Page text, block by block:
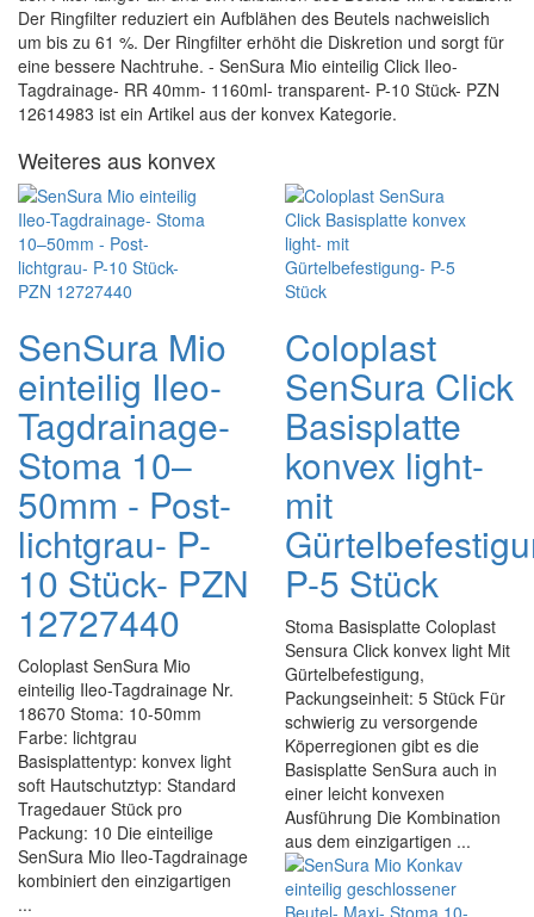
Der Ringfilter reduziert ein Aufblähen des Beutels nachweislich
um bis zu 61 %. Der Ringfilter erhöht die Diskretion und sorgt für
eine bessere Nachtruhe. - SenSura Mio einteilig Click Ileo-
Tagdrainage- RR 40mm- 1160ml- transparent- P-10 Stück- PZN
12614983 ist ein Artikel aus der konvex Kategorie.
Weiteres aus konvex
SenSura Mio
einteilig Ileo-
Tagdrainage-
Stoma 10–
50mm - Post-
lichtgrau- P-
10 Stück- PZN
12727440
Coloplast SenSura Mio
einteilig Ileo-Tagdrainage Nr.
18670 Stoma: 10-50mm
Farbe: lichtgrau
Basisplattentyp: konvex light
soft Hautschutztyp: Standard
Tragedauer Stück pro
Packung: 10 Die einteilige
SenSura Mio Ileo-Tagdrainage
kombiniert den einzigartigen
...
Coloplast
SenSura Click
Basisplatte
konvex light-
mit
P-5 Stück
Stoma Basisplatte Coloplast
Sensura Click konvex light Mit
Gürtelbefestigung,
Packungseinheit: 5 Stück Für
schwierig zu versorgende
Köperregionen gibt es die
Basisplatte SenSura auch in
einer leicht konvexen
Ausführung Die Kombination
aus dem einzigartigen ...